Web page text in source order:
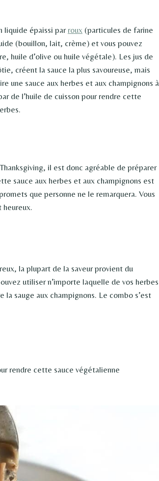
liquide épaissi par roux (particules de farine
(bouillon, lait, crème) et vous pouvez
huile d’olive ou huile végétale). Les jus de
créent la sauce la plus savoureuse, mais
une sauce aux herbes et aux champignons à
de l’huile de cuisson pour rendre cette
il est donc agréable de préparer
sauce aux herbes et aux champignons est
que personne ne le remarquera. Vous
heureux.
la plupart de la saveur provient du
utiliser n’importe laquelle de vos herbes
la sauge aux champignons. Le combo s’est
rendre cette sauce végétalienne